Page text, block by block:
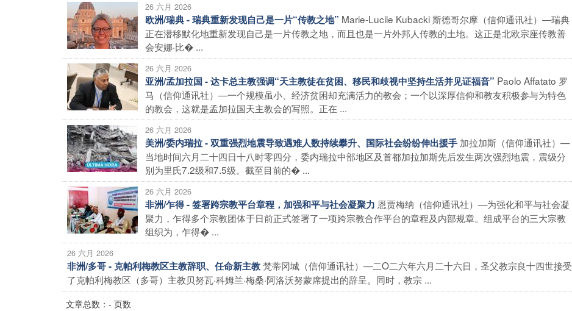
26 六月 2026
欧洲/瑞典 - 瑞典重新发现自己是一片“传教之地” Marie-Lucile Kubacki 斯德哥尔摩（信仰通讯社）—瑞典
正在潜移默化地重新发现自己是一片传教之地，而且也是一片外邦人传教的土地。这正是北欧宗座传教善
会安娜·比� ...
26 六月 2026
亚洲/孟加拉国 - 达卡总主教强调“天主教徒在贫困、移民和歧视中坚持生活并见证福音” Paolo Affatato 罗
马（信仰通讯社）—一个规模虽小、经济贫困却充满活力的教会；一个以深厚信仰和教友积极参与为特色
的教会，这就是孟加拉国天主教会的写照。正在 ...
26 六月 2026
美洲/委内瑞拉 - 双重强烈地震导致遇难人数持续攀升、国际社会纷纷伸出援手 加拉加斯（信仰通讯社）—
当地时间六月二十四日十八时零四分，委内瑞拉中部地区及首都加拉加斯先后发生两次强烈地震，震级分
别为里氏7.2级和7.5级。截至目前的� ...
26 六月 2026
非洲/乍得 - 签署跨宗教平台章程，加强和平与社会凝聚力 恩贾梅纳（信仰通讯社）—为强化和平与社会凝
聚力，乍得多个宗教团体于日前正式签署了一项跨宗教合作平台的章程及内部规章。组成平台的三大宗教
组织为，乍得� ...
26 六月 2026
非洲/多哥 - 克帕利梅教区主教辞职、任命新主教梵蒂冈城（信仰通讯社）—二O二六年六月二十六日，圣父教宗良十四世接受
了克帕利梅教区（多哥）主教贝努瓦·科姆兰·梅桑·阿洛沃努蒙席提出的辞呈。同时，教宗 ...
文章总数：- 页数